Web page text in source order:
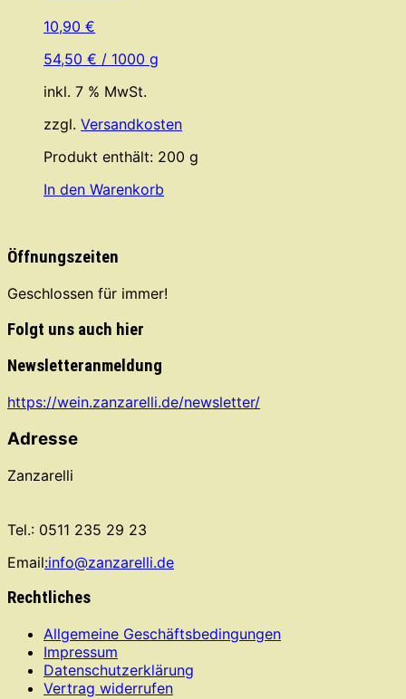
10,90 €
54,50 € / 1000 g
inkl. 7 % MwSt.
zzgl. Versandkosten
Produkt enthält: 200 g
In den Warenkorb
Öffnungszeiten
Geschlossen für immer!
Folgt uns auch hier
Newsletteranmeldung
https://wein.zanzarelli.de/newsletter/
Adresse
Zanzarelli
Tel.: 0511 235 29 23
Email:info@zanzarelli.de
Rechtliches
Allgemeine Geschäftsbedingungen
Impressum
Datenschutzerklärung
Vertrag widerrufen